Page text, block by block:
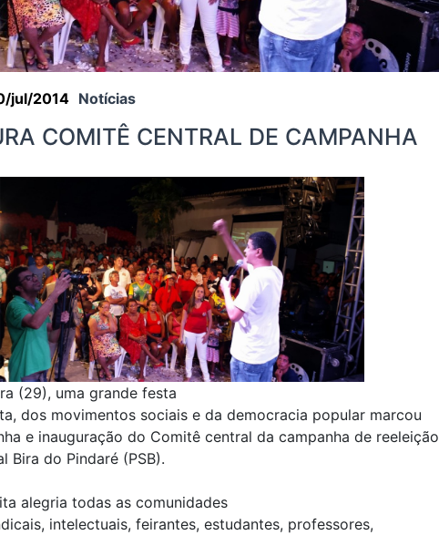
jul/2014 Notícias
COMITÊ CENTRAL DE CAMPANHA
(29), uma grande festa
dos movimentos sociais e da democracia popular marcou
e inauguração do Comitê central da campanha de reeleição
Bira do Pindaré (PSB).
alegria todas as comunidades
intelectuais, feirantes, estudantes, professores,